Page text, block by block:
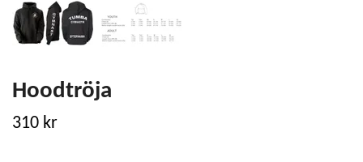
Hoodtröja
310 kr